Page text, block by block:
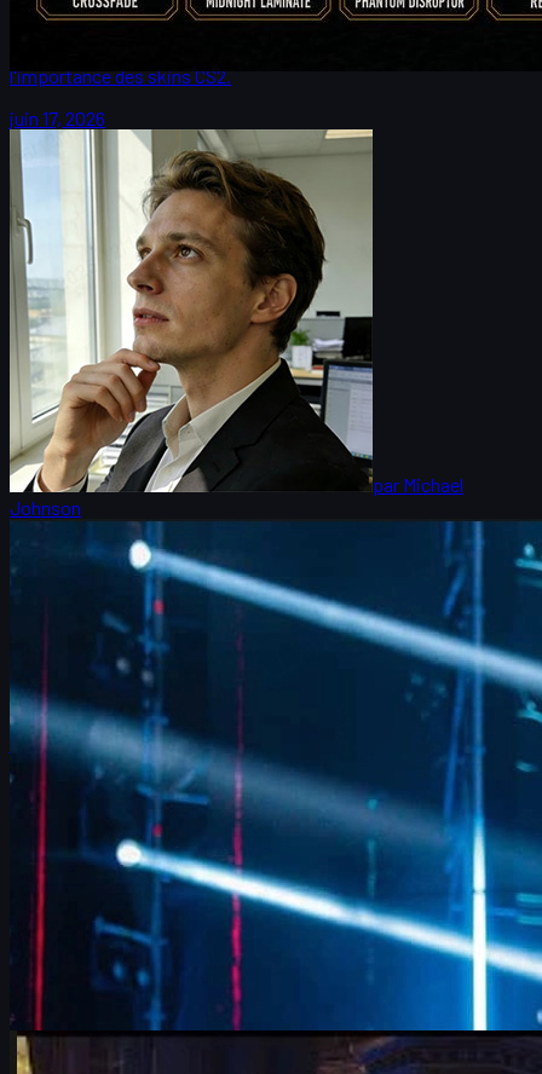
HeavyGod raconte le parcours de G2 au Major de Cologne, sa
l'importance des skins CS2.
juin 17, 2026
par Michael
Johnson
Counter-Strike 2juin 17, 2026
FalleN et FURIA : ajustements, Overpass et skins
Interview de FalleN à l’IEM Cologne 2026 : objectifs de FURIA,
adaptations tactiques, Overpass, duel contre 9z et focus sur les
skins CS2.
juin 17, 2026
Counter-Strike 2juin 17, 2026